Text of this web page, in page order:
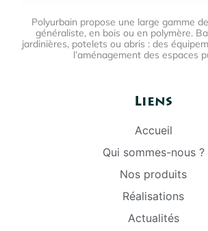
Polyurbain propose une large gamme
généraliste, en bois ou en polymère.
jardinières, potelets ou abris : des
l’aménagement des espaces
Liens
Accueil
Qui sommes-nous ?
Nos produits
Réalisations
Actualités